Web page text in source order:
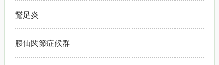
鵞足炎
腰仙関節症候群